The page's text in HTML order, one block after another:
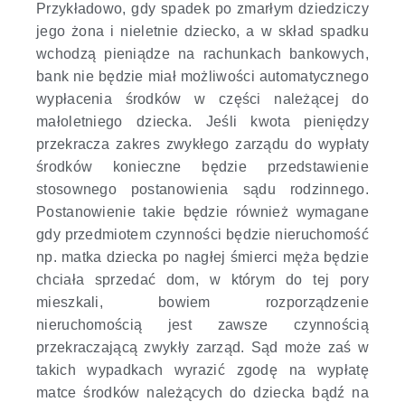
Przykładowo, gdy spadek po zmarłym dziedziczy
jego żona i nieletnie dziecko, a w skład spadku
wchodzą pieniądze na rachunkach bankowych,
bank nie będzie miał możliwości automatycznego
wypłacenia środków w części należącej do
małoletniego dziecka. Jeśli kwota pieniędzy
przekracza zakres zwykłego zarządu do wypłaty
środków konieczne będzie przedstawienie
stosownego postanowienia sądu rodzinnego.
Postanowienie takie będzie również wymagane
gdy przedmiotem czynności będzie nieruchomość
np. matka dziecka po nagłej śmierci męża będzie
chciała sprzedać dom, w którym do tej pory
mieszkali, bowiem rozporządzenie
nieruchomością jest zawsze czynnością
przekraczającą zwykły zarząd. Sąd może zaś w
takich wypadkach wyrazić zgodę na wypłatę
matce środków należących do dziecka bądź na